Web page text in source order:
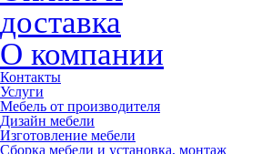
доставка
О компании
Контакты
Услуги
Мебель от производителя
Дизайн мебели
Изготовление мебели
Сборка мебели и установка, монтаж